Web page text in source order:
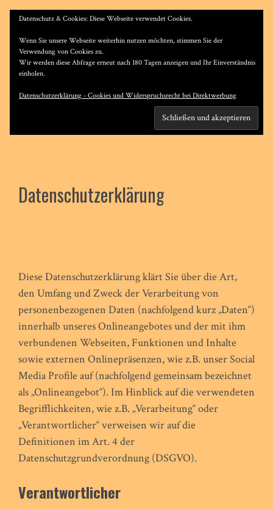
Datenschutzerklärung
Diese Datenschutzerklärung klärt Sie über die Art,
den Umfang und Zweck der Verarbeitung von
personenbezogenen Daten (nachfolgend kurz „Daten“)
innerhalb unseres Onlineangebotes und der mit ihm
verbundenen Webseiten, Funktionen und Inhalte
sowie externen Onlinepräsenzen, wie z.B. unser Social
Media Profile auf (nachfolgend gemeinsam bezeichnet
als „Onlineangebot“). Im Hinblick auf die verwendeten
Begrifflichkeiten, wie z.B. „Verarbeitung“ oder
„Verantwortlicher“ verweisen wir auf die
Definitionen im Art. 4 der
Datenschutzgrundverordnung (DSGVO).
Verantwortlicher
Datenschutz & Cookies: Diese Webseite verwendet Cookies.
Wenn Sie unsere Webseite weiterhin nutzen möchten, stimmen Sie der
Verwendung von Cookies zu.
Wir werden diese Abfrage erneut nach 180 Tagen anzeigen und Ihr Einverständnis
einholen.
Datenschutzerklärung - Cookies und Widerspruchsrecht bei Direktwerbung